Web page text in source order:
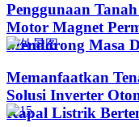
Penggunaan
Motor Magnet
Mendorong Masa
Memanfaatkan
Solusi Inverter
Kapal Listrik